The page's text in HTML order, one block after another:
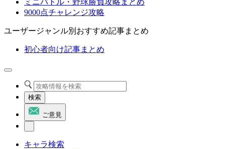
ミニバトル・野球勝負攻略まとめ
9000点チャレンジ攻略
ユーザージャンル別おすすめ記事まとめ
初心者向け記事まとめ
検索
ご意見
キャラ検索